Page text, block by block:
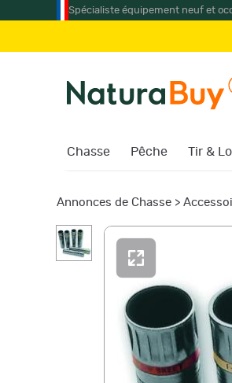
Spécialiste équipement neuf et
Chasse Pêche Tir &
Annonces de Chasse >